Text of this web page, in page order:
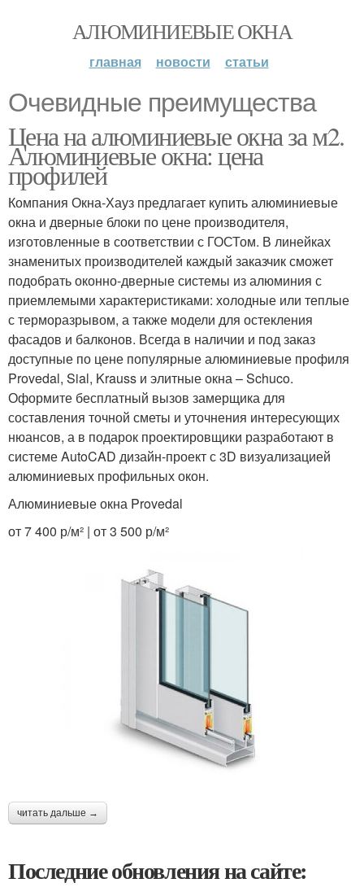
АЛЮМИНИЕВЫЕ ОКНА
главная новости статьи
Очевидные преимущества
Цена на алюминиевые окна за м2.
Алюминиевые окна: цена
профилей
Компания Окна-Хауз предлагает купить алюминиевые
окна и дверные блоки по цене производителя,
изготовленные в соответствии с ГОСТом. В линейках
знаменитых производителей каждый заказчик сможет
подобрать оконно-дверные системы из алюминия с
приемлемыми характеристиками: холодные или теплые
с терморазрывом, а также модели для остекления
фасадов и балконов. Всегда в наличии и под заказ
доступные по цене популярные алюминиевые профиля
Provedal, Sial, Krauss и элитные окна – Schuco.
Оформите бесплатный вызов замерщика для
составления точной сметы и уточнения интересующих
нюансов, а в подарок проектировщики разработают в
системе AutoCAD дизайн-проект с 3D визуализацией
алюминиевых профильных окон.
Алюминиевые окна Provedal
от 7 400 р/м² | от 3 500 р/м²
читать дальше →
Последние обновления на сайте: